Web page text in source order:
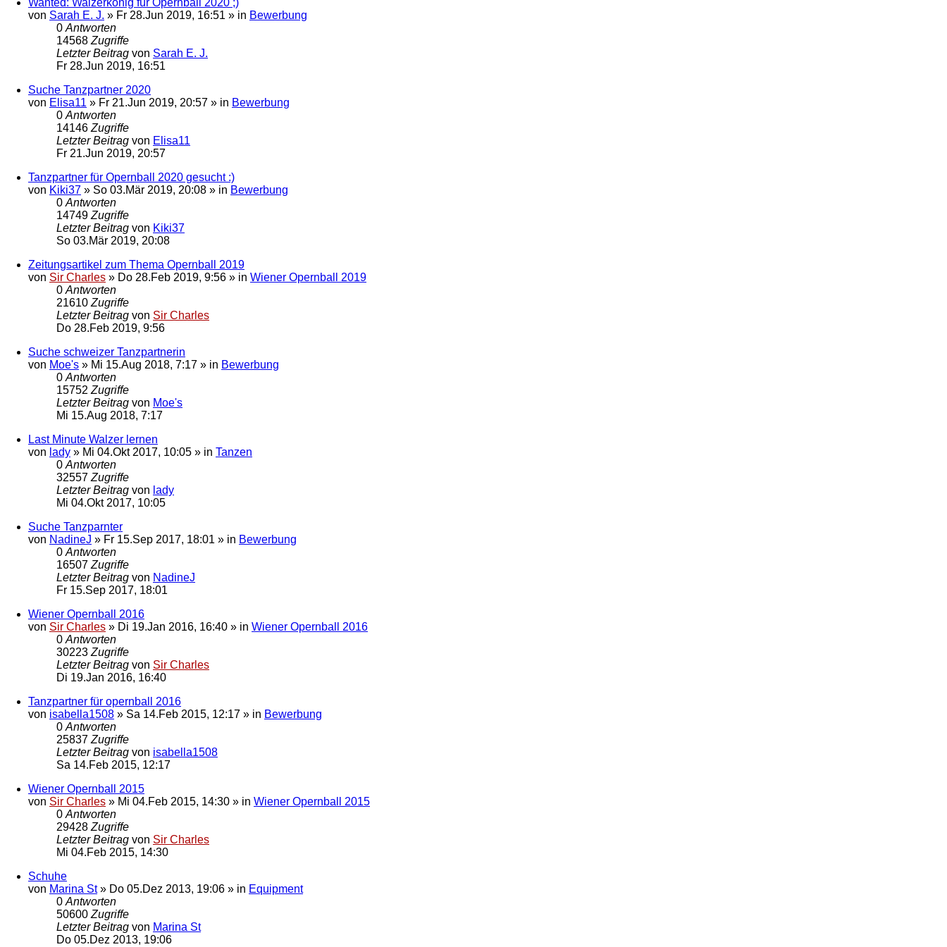
von Sarah E. J. » Fr 28.Jun 2019, 16:51 » in Bewerbung
0 Antworten
14568 Zugriffe
Letzter Beitrag von Sarah E. J.
Fr 28.Jun 2019, 16:51
Suche Tanzpartner 2020
von Elisa11 » Fr 21.Jun 2019, 20:57 » in Bewerbung
0 Antworten
14146 Zugriffe
Letzter Beitrag von Elisa11
Fr 21.Jun 2019, 20:57
Tanzpartner für Opernball 2020 gesucht :)
von Kiki37 » So 03.Mär 2019, 20:08 » in Bewerbung
0 Antworten
14749 Zugriffe
Letzter Beitrag von Kiki37
So 03.Mär 2019, 20:08
Zeitungsartikel zum Thema Opernball 2019
von Sir Charles » Do 28.Feb 2019, 9:56 » in Wiener Opernball 2019
0 Antworten
21610 Zugriffe
Letzter Beitrag von Sir Charles
Do 28.Feb 2019, 9:56
Suche schweizer Tanzpartnerin
von Moe's » Mi 15.Aug 2018, 7:17 » in Bewerbung
0 Antworten
15752 Zugriffe
Letzter Beitrag von Moe's
Mi 15.Aug 2018, 7:17
Last Minute Walzer lernen
von lady » Mi 04.Okt 2017, 10:05 » in Tanzen
0 Antworten
32557 Zugriffe
Letzter Beitrag von lady
Mi 04.Okt 2017, 10:05
Suche Tanzparnter
von NadineJ » Fr 15.Sep 2017, 18:01 » in Bewerbung
0 Antworten
16507 Zugriffe
Letzter Beitrag von NadineJ
Fr 15.Sep 2017, 18:01
Wiener Opernball 2016
von Sir Charles » Di 19.Jan 2016, 16:40 » in Wiener Opernball 2016
0 Antworten
30223 Zugriffe
Letzter Beitrag von Sir Charles
Di 19.Jan 2016, 16:40
Tanzpartner für opernball 2016
von isabella1508 » Sa 14.Feb 2015, 12:17 » in Bewerbung
0 Antworten
25837 Zugriffe
Letzter Beitrag von isabella1508
Sa 14.Feb 2015, 12:17
Wiener Opernball 2015
von Sir Charles » Mi 04.Feb 2015, 14:30 » in Wiener Opernball 2015
0 Antworten
29428 Zugriffe
Letzter Beitrag von Sir Charles
Mi 04.Feb 2015, 14:30
Schuhe
von Marina St» Do 05.Dez 2013, 19:06 » in Equipment
0 Antworten
50600 Zugriffe
Letzter Beitrag von Marina St
Do 05.Dez 2013, 19:06